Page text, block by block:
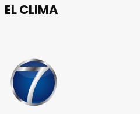
EL CLIMA